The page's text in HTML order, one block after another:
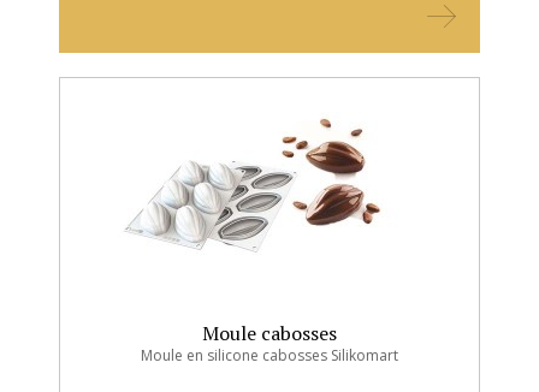
Moule cabosses
Moule en silicone cabosses Silikomart